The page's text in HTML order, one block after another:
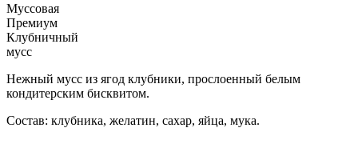
Муссовая
Премиум
Клубничный
мусс
Нежный мусс из ягод клубники, прослоенный белым
кондитерским бисквитом.
Состав: клубника, желатин, сахар, яйца, мука.